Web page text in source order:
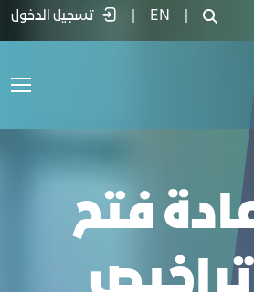
تراخيص نشاط
EN تسجيل الدخول
فتح